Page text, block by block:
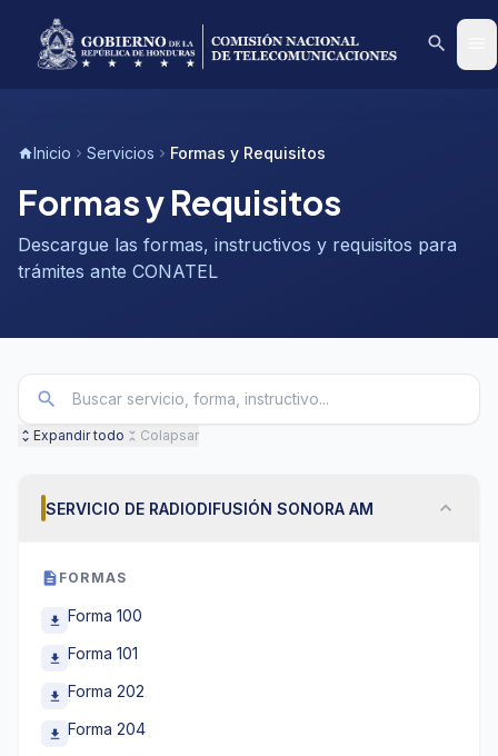
search
homeInicio chevron_right Servicios chevron_right Formas y Requisitos
Formas y Requisitos
Descargue las formas, instructivos y requisitos para
trámites ante CONATEL
search
unfold_more Expandir todo unfold_less Colapsar
SERVICIO DE RADIODIFUSIÓN SONORA AM expand_more
description FORMAS
download Forma 100
download Forma 101
download Forma 202
download Forma 204